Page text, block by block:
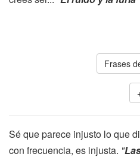
Frases
Sé que parece injusto lo que
con frecuencia, es injusta. "